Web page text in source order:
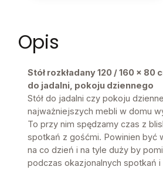
Opis
Stół rozkładany 120 / 160 x
do jadalni, pokoju dziennego
Stół do jadalni czy pokoju
najważniejszych mebli w domu
To przy nim spędzamy czas z
spotkań z gośćmi. Powinien być
na co dzień i na tyle duży by
podczas okazjonalnych spotkań i